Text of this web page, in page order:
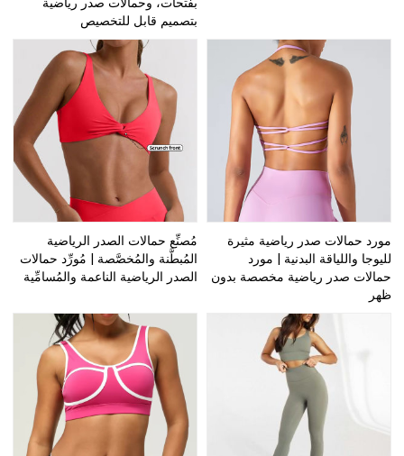
بتصميم قابل للتخصيص
مورد حمالات صدر رياضية مثيرة
لليوجا واللياقة البدنية | مورد
حمالات صدر رياضية مخصصة بدون
ظهر
مُصنِّع حمالات الصدر الرياضية
المُبطَّنة والمُخصَّصة | مُورِّد حمالات
الصدر الرياضية الناعمة والمُسامِّية